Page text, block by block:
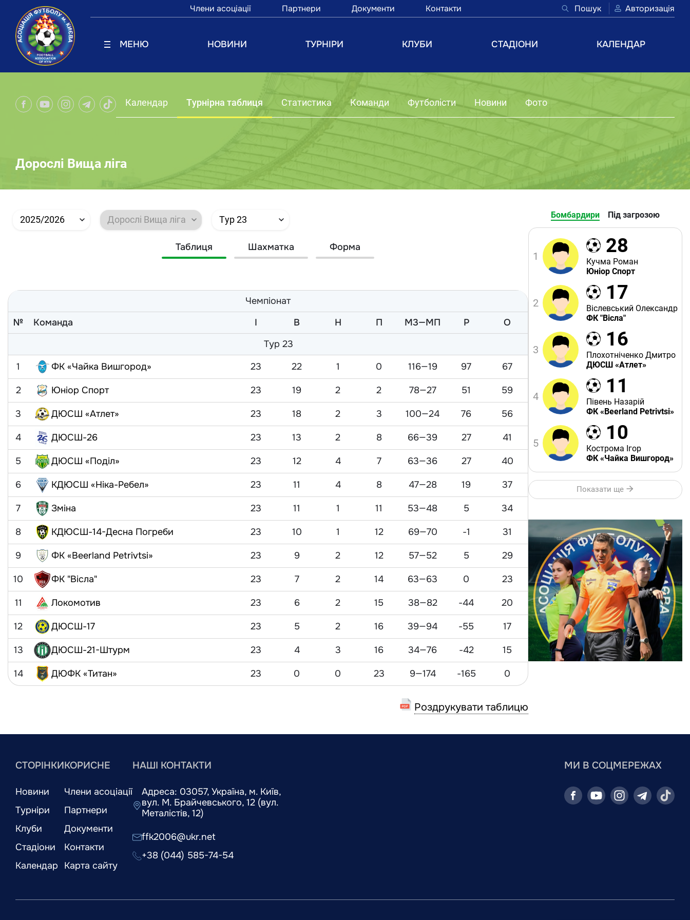
Члени асоціації Партнери Документи Контакти Пошук Авторизація
МЕНЮ НОВИНИ ТУРНІРИ КЛУБИ СТАДІОНИ КАЛЕНДАР
Календар Турнірна таблиця Статистика Команди Футболісти Новини Фото
Дорослі Вища ліга
2025/2026 Дорослі Вища ліга Тур 23
Таблиця Шахматка Форма
Чемпіонат
№
Команда I В Н П М3—МП Р
O
Тур 23
1
ФК «Чайка Вишгород» 23 22 1 0 116—19 97 67
2 Юніор Спорт 23 19 2 2 78—27 51 59
3 ДЮСШ «Атлет» 23 18 2 3 100—24 76 56
4 ДЮСШ-26 23 13 2 8 66—39 27 41
5 ДЮСШ «Поділ» 23 12 4 7 63—36 27 40
6 КДЮСШ «Ніка-Ребел» 23 11 4 8 47—28 19 37
7 Зміна 23 11 1 11 53—48 5 34
8 КДЮСШ-14-Десна Погреби 23 10 1 12 69—70 -1 31
9 ФК «Beerland Petrivtsi» 23 9 2 12 57—52 5 29
10 ФК "Вісла" 23 7 2 14 63—63 0 23
11 Локомотив 23 6 2 15 38—82 -44 20
12 ДЮСШ-17 23 5 2 16 39—94 -55 17
13 ДЮСШ-21-Штурм 23 4 3 16 34—76 -42 15
14 ДЮФК «Титан» 23 0 0 23 9—174 -165 0
Роздрукувати таблицю
Бомбардири Під загрозою
1 28
Кучма Роман
Юніор Спорт
2 17
Віслевський Олександр
ФК "Вісла"
3 16
Плохотніченко Дмитро
ДЮСШ «Атлет»
4 11
Півень Назарій
ФК «Beerland Petrivtsi»
5 10
Кострома Ігор
ФК «Чайка Вишгород»
Показати ще
СТОРІНКИ
Новини
Турніри
Клуби
Стадіони
Календар
КОРИСНЕ
Члени асоціації
Партнери
Документи
Контакти
Карта сайту
НАШІ КОНТАКТИ
Адреса: 03057, Україна, м. Київ,
вул. М. Брайчевського, 12 (вул.
Металістів, 12)
ffk2006@ukr.net
+38 (044) 585-74-54
МИ В СОЦМЕРЕЖАХ